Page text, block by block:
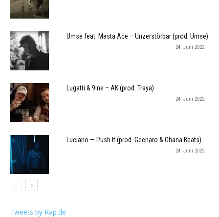
Umse feat. Masta Ace – Unzerstörbar (prod. Umse)
24. Juni 2022
Lugatti & 9ine – AK (prod. Traya)
24. Juni 2022
Luciano — Push It (prod. Geenaro & Ghana Beats)
24. Juni 2022
Tweets by Rap.de